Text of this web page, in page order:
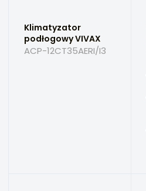
Klimatyzator
podłogowy VIVAX
ACP-12CT35AERI/I3